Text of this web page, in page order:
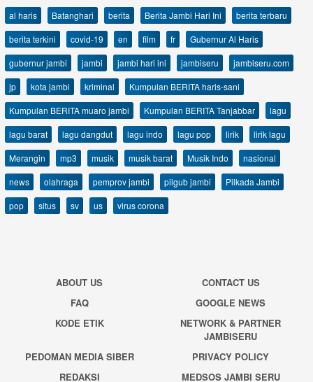
al haris Batanghari berita Berita Jambi Hari Ini
berita terbaru
berita terkini
covid-19 en film fr
Gubernur Al Haris
gubernur jambi
jambi jambi hari ini jambiseru
jambiseru.com
jp
kota jambi kriminal
Kumpulan BERITA haris-sani
Kumpulan BERITA muaro jambi
Kumpulan BERITA Tanjabbar
lagu
lagu barat
lagu dangdut lagu indo lagu pop lirik
lirik lagu
Merangin
mp3 musik musik barat Musik Indo
nasional
news
olahraga pemprov jambi pilgub jambi
Pilkada Jambi
pop
situs sv us virus corona
ABOUT US
CONTACT US
FAQ
GOOGLE NEWS
KODE ETIK
NETWORK & PARTNER
JAMBISERU
PEDOMAN MEDIA SIBER
PRIVACY POLICY
REDAKSI
MEDSOS JAMBI SERU